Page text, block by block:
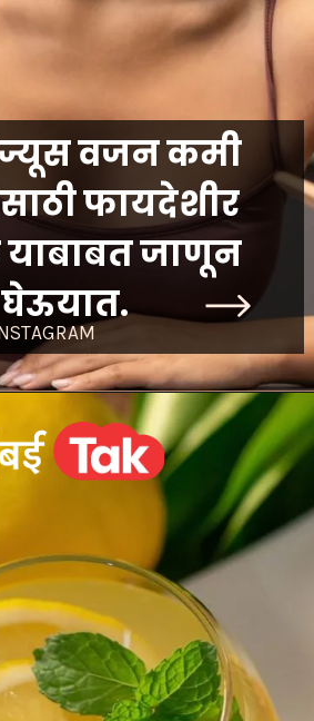
वजन कमी
फायदेशीर
जाणून
घेऊयात.